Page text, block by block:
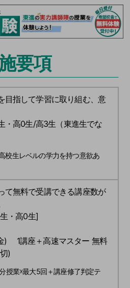
要項
目指して学習に取り組む、意
・高0生/高3生（東進生でな
校生レベルの学力を持つ意欲あ
て無料で受講できる講座数が
・高0生]
) 1講座＋高速マスター 無料
)
授業☓最大5回＋講座修了判定テ